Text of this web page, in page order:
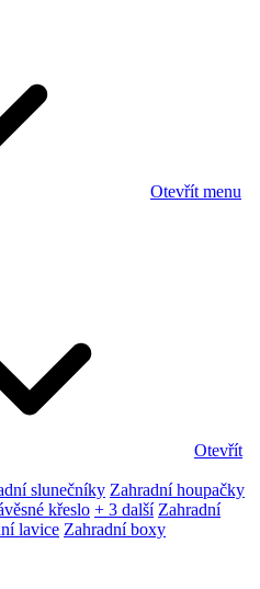
Otevřít menu
Otevřít
slunečníky Zahradní houpačky
křeslo + 3 další Zahradní
lavice Zahradní boxy